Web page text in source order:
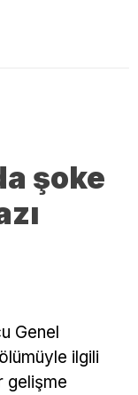
şoke
Genel
ilgili
gelişme